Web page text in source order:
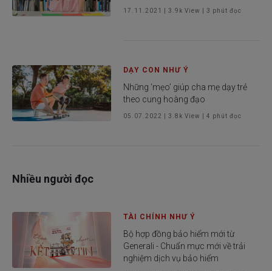
17.11.2021 |3.9k View |3 phút đọc
DẠY CON NHƯ Ý
Những ‘mẹo’ giúp cha mẹ dạy trẻ
theo cung hoàng đạo
05.07.2022 |3.8k View |4 phút đọc
Nhiều người đọc
TÀI CHÍNH NHƯ Ý
Bộ hợp đồng bảo hiểm mới từ
Generali - Chuẩn mực mới về trải
nghiệm dịch vụ bảo hiểm